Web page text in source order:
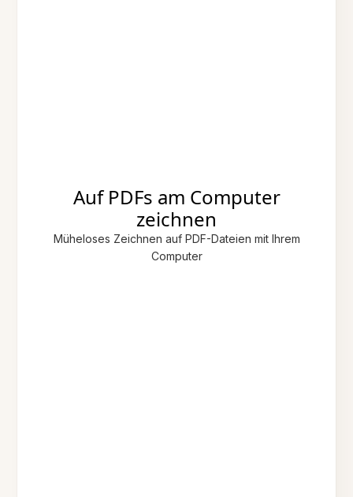
Auf PDFs am Computer
zeichnen
Müheloses Zeichnen auf PDF-Dateien mit Ihrem
Computer